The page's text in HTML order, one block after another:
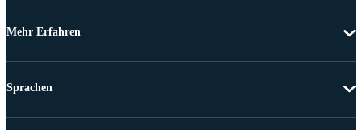
Mehr Erfahren
Sprachen